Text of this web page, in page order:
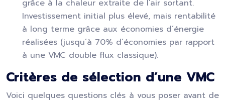
grâce à la chaleur extraite de l’air sortant.
Investissement initial plus élevé, mais rentabilité
à long terme grâce aux économies d’énergie
réalisées (jusqu’à 70% d’économies par rapport
à une VMC double flux classique).
Critères de sélection d’une VMC
Voici quelques questions clés à vous poser avant de